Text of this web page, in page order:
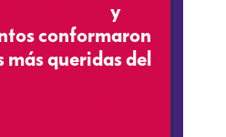
y
conformaron
más queridas del